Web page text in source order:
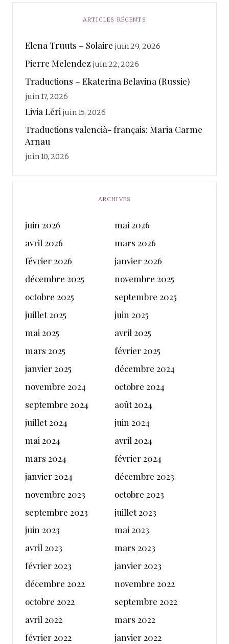
ARTICLES RÉCENTS
Elena Truuts – Solaire juin 29, 2026
Pierre Melendez juin 22, 2026
Traductions – Ekaterina Belavina (Russie)
juin 17, 2026
Livia Léri juin 15, 2026
Traductions valencià- français: Maria Carme
Arnau
juin 10, 2026
ARCHIVES
juin 2026
mai 2026
avril 2026
mars 2026
février 2026
janvier 2026
décembre 2025
novembre 2025
octobre 2025
septembre 2025
juillet 2025
juin 2025
mai 2025
avril 2025
mars 2025
février 2025
janvier 2025
décembre 2024
novembre 2024
octobre 2024
septembre 2024
août 2024
juillet 2024
juin 2024
mai 2024
avril 2024
mars 2024
février 2024
janvier 2024
décembre 2023
novembre 2023
octobre 2023
septembre 2023
juillet 2023
juin 2023
mai 2023
avril 2023
mars 2023
février 2023
janvier 2023
décembre 2022
novembre 2022
octobre 2022
septembre 2022
avril 2022
mars 2022
février 2022
janvier 2022